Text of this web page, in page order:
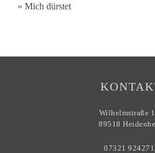
« Mich dürstet
Wilhelmstraße
89518
07321